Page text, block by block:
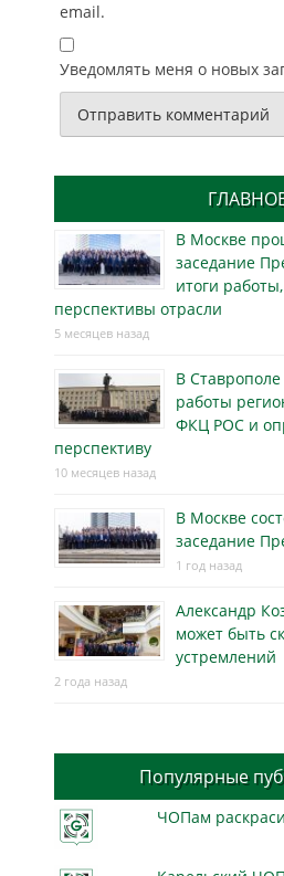
email.
Уведомлять меня о новых
В Москве
заседание
итоги
перспективы отрасли
5 месяцев назад
В
работы
ФКЦ РОС и
перспективу
10 месяцев назад
В Москве
заседание
1 год назад
Александр
может быть
устремлений
2 года назад
Популярные
ЧОПам